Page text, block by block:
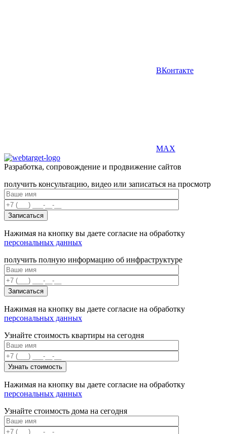
ВКонтакте
MAX
Разработка, сопровождение и продвижение сайтов
получить консультацию, видео или записаться на просмотр
Нажимая на кнопку вы даете согласие на обработку
персональных данных
получить полную информацию об инфраструктуре
Нажимая на кнопку вы даете согласие на обработку
персональных данных
Узнайте стоимость квартиры на сегодня
Нажимая на кнопку вы даете согласие на обработку
персональных данных
Узнайте стоимость дома на сегодня